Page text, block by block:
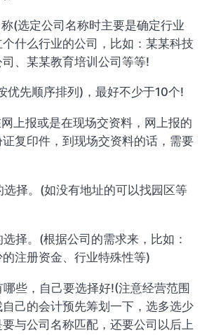
(选定公司名称时主要是确定行业
什么行业的公司，比如：某某科技
、某某教育培训公司等等!
优先顺序排列)，最好不少于10个!
上报或是在现场交资料，网上报的
复印件，到现场交资料的话，需要
选择。(如没有地址的可以找园区等
择。(根据公司的需求来，比如：
注册资金、行业特殊性等)
些，自己要选择好!(注意经营范围
己的会计预先筹划一下，选多选少
与公司名称匹配，还要公司以后上